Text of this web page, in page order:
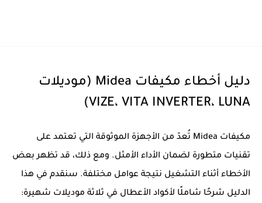
دليل أخطاء مكيفات Midea (موديلات
VIZE، VITA INVERTER، LUNA)
مكيفات Midea تُعدّ من الأجهزة الموثوقة التي تعتمد على
تقنيات متطورة لضمان الأداء الأمثل. ومع ذلك، قد تظهر بعض
الأخطاء أثناء التشغيل نتيجة عوامل مختلفة. سنقدم في هذا
الدليل شرحًا شاملًا لأكواد الأعطال في ثلاثة موديلات شهيرة: